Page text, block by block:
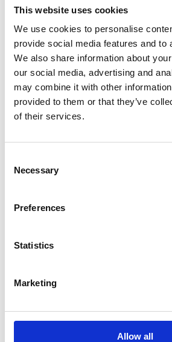
This website uses cookies
We use cookies to personalise
provide social media features and to
We also share information about
our social media, advertising and
may combine it with other
provided to them or that they’ve
of their services.
Selection
Necessary
Preferences
Statistics
Marketing
Allow all